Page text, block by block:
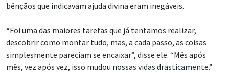
bênçãos que indicavam ajuda divina eram inegáveis.
“Foi uma das maiores tarefas que já tentamos realizar,
descobrir como montar tudo, mas, a cada passo, as coisas
simplesmente pareciam se encaixar”, disse ele. “Mês após
mês, vez após vez, isso mudou nossas vidas drasticamente.”